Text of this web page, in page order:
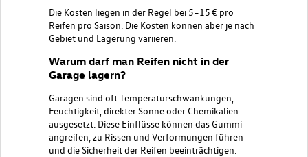
Die Kosten liegen in der Regel bei 5–15 € pro
Reifen pro Saison. Die Kosten können aber je nach
Gebiet und Lagerung variieren.
Warum darf man Reifen nicht in der
Garage lagern?
Garagen sind oft Temperaturschwankungen,
Feuchtigkeit, direkter Sonne oder Chemikalien
ausgesetzt. Diese Einflüsse können das Gummi
angreifen, zu Rissen und Verformungen führen
und die Sicherheit der Reifen beeinträchtigen.